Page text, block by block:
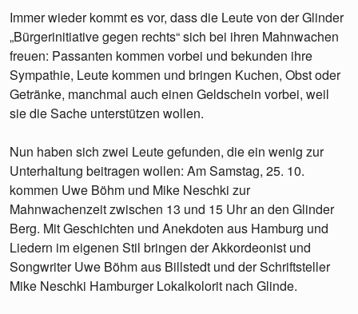
Immer wieder kommt es vor, dass die Leute von der Glinder
„Bürgerinitiative gegen rechts“ sich bei ihren Mahnwachen
freuen: Passanten kommen vorbei und bekunden ihre
Sympathie, Leute kommen und bringen Kuchen, Obst oder
Getränke, manchmal auch einen Geldschein vorbei, weil
sie die Sache unterstützen wollen.
Nun haben sich zwei Leute gefunden, die ein wenig zur
Unterhaltung beitragen wollen: Am Samstag, 25. 10.
kommen Uwe Böhm und Mike Neschki zur
Mahnwachenzeit zwischen 13 und 15 Uhr an den Glinder
Berg. Mit Geschichten und Anekdoten aus Hamburg und
Liedern im eigenen Stil bringen der Akkordeonist und
Songwriter Uwe Böhm aus Billstedt und der Schriftsteller
Mike Neschki Hamburger Lokalkolorit nach Glinde.